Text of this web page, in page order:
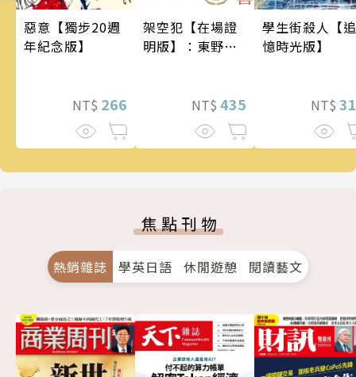
惡意【獨步20週
年紀念版】
NT$ 266
架空犯【在場證
明版】：東野圭
蝠》系列重磅新
NT$ 435
學生街殺人【追
憶時光版】
NT$
焦點刊物
熱銷雜誌 學英日語 休閒遊憩 閱讀藝文